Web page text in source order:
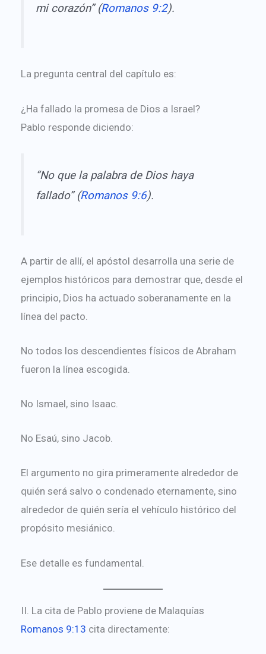
mi corazón” (Romanos 9:2).
La pregunta central del capítulo es:
¿Ha fallado la promesa de Dios a Israel?
Pablo responde diciendo:
“No que la palabra de Dios haya
fallado” (Romanos 9:6).
A partir de allí, el apóstol desarrolla una serie de
ejemplos históricos para demostrar que, desde el
principio, Dios ha actuado soberanamente en la
línea del pacto.
No todos los descendientes físicos de Abraham
fueron la línea escogida.
No Ismael, sino Isaac.
No Esaú, sino Jacob.
El argumento no gira primeramente alrededor de
quién será salvo o condenado eternamente, sino
alrededor de quién sería el vehículo histórico del
propósito mesiánico.
Ese detalle es fundamental.
II. La cita de Pablo proviene de Malaquías
Romanos 9:13 cita directamente: